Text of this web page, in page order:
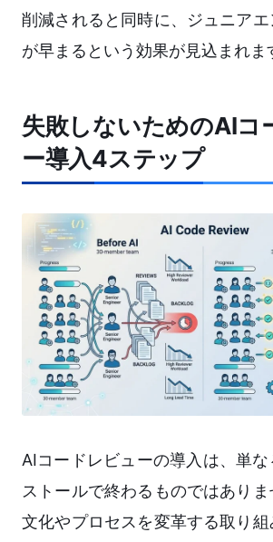
削減されると同時に、ジュニア
が早まるという効果が見込まれま
失敗しないためのAIコ
ー導入4ステップ
AIコードレビューの導入は、単
ストールで終わるものではあり
文化やプロセスを変革する取り